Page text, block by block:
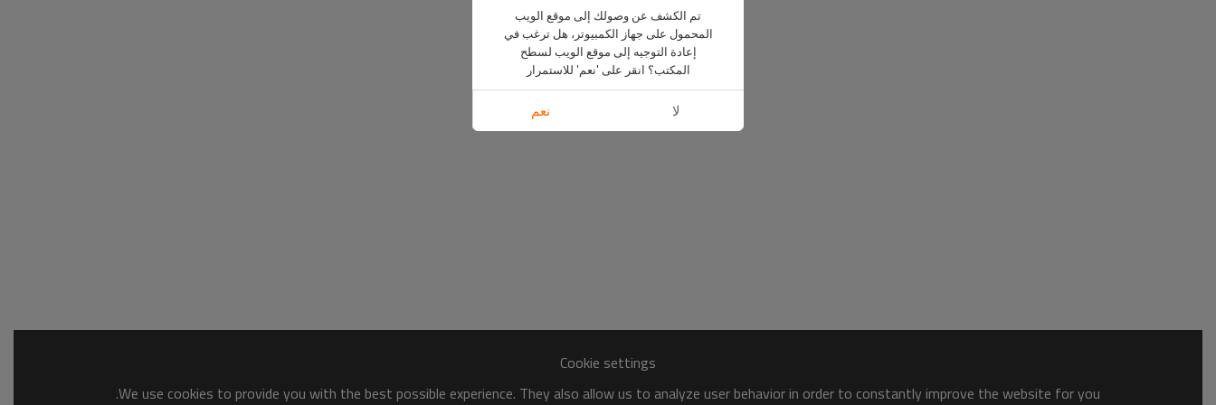
Cookie settings
We use cookies to provide you with the best possible experience. They also allow us to analyze user behavior in order to constantly improve the website for you.
تم الكشف عن وصولك إلى موقع الويب
المحمول على جهاز الكمبيوتر، هل ترغب في
إعادة التوجيه إلى موقع الويب لسطح
المكتب؟ انقر على 'نعم' للاستمرار
لا نعم